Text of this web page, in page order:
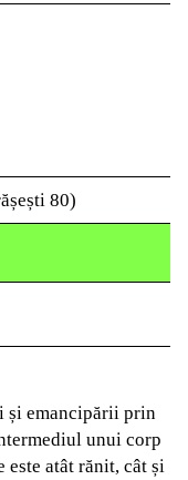
80)
și emancipării prin
unui corp
atât rănit, cât și